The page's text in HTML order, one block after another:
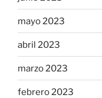
mayo 2023
abril 2023
marzo 2023
febrero 2023